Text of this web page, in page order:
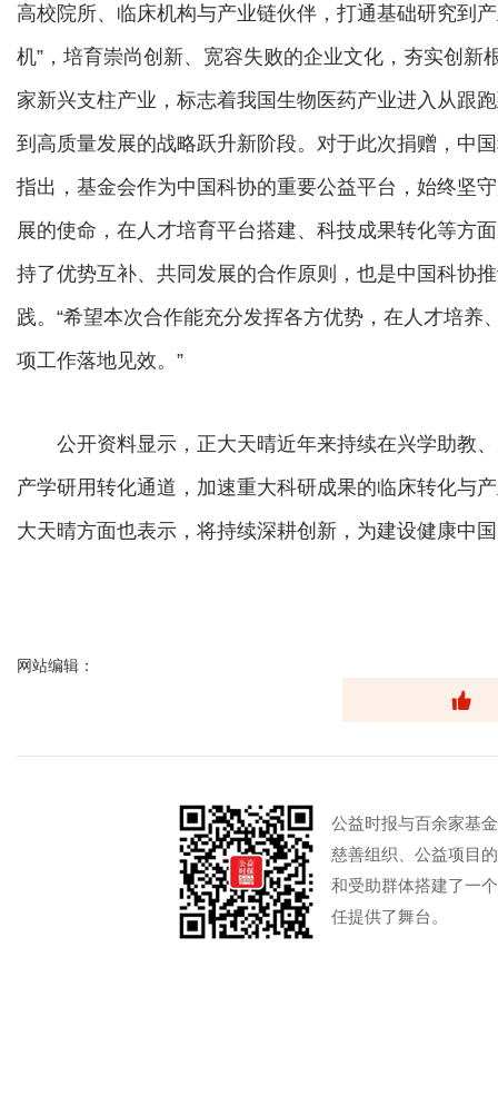
高校院所、临床机构与产业链伙伴，打通基础研究到
机”，培育崇尚创新、宽容失败的企业文化，夯实创新
家新兴支柱产业，标志着我国生物医药产业进入从跟
到高质量发展的战略跃升新阶段。对于此次捐赠，中
指出，基金会作为中国科协的重要公益平台，始终坚
展的使命，在人才培育平台搭建、科技成果转化等方
持了优势互补、共同发展的合作原则，也是中国科协
践。“希望本次合作能充分发挥各方优势，在人才培
项工作落地见效。”
公开资料显示，正大天晴近年来持续在兴学助教、
产学研用转化通道，加速重大科研成果的临床转化与
大天晴方面也表示，将持续深耕创新，为建设健康中
网站编辑：
公益时报与百余家基
慈善组织、公益项目
和受助群体搭建了一
任提供了舞台。